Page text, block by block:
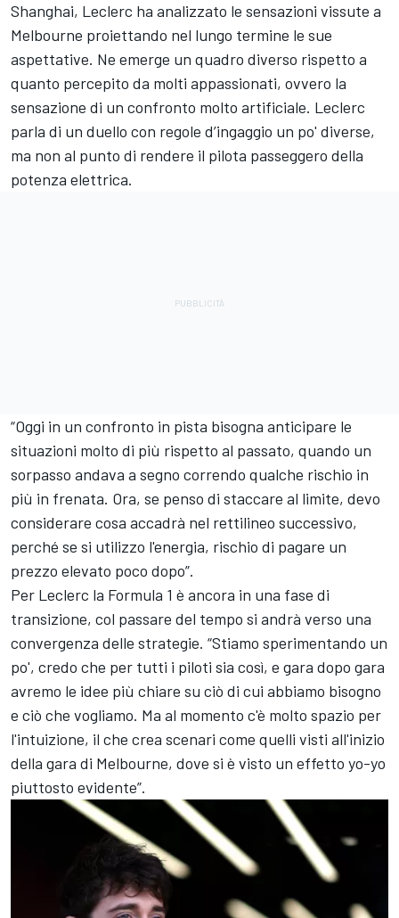
Shanghai, Leclerc ha analizzato le sensazioni vissute a
Melbourne proiettando nel lungo termine le sue
aspettative. Ne emerge un quadro diverso rispetto a
quanto percepito da molti appassionati, ovvero la
sensazione di un confronto molto artificiale. Leclerc
parla di un duello con regole d’ingaggio un po' diverse,
ma non al punto di rendere il pilota passeggero della
potenza elettrica.
“Oggi in un confronto in pista bisogna anticipare le
situazioni molto di più rispetto al passato, quando un
sorpasso andava a segno correndo qualche rischio in
più in frenata. Ora, se penso di staccare al limite, devo
considerare cosa accadrà nel rettilineo successivo,
perché se si utilizzo l'energia, rischio di pagare un
prezzo elevato poco dopo”.
Per Leclerc la Formula 1 è ancora in una fase di
transizione, col passare del tempo si andrà verso una
convergenza delle strategie. “Stiamo sperimentando un
po', credo che per tutti i piloti sia così, e gara dopo gara
avremo le idee più chiare su ciò di cui abbiamo bisogno
e ciò che vogliamo. Ma al momento c'è molto spazio per
l'intuizione, il che crea scenari come quelli visti all'inizio
della gara di Melbourne, dove si è visto un effetto yo-yo
piuttosto evidente”.